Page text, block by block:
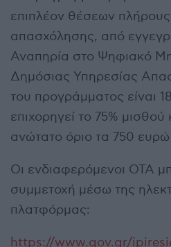
επιπλέον θέσεων
απασχόλησης, από
Αναπηρία στο Ψηφιακό
Δημόσιας Υπηρεσίας
του προγράμματος είναι
επιχορηγεί το 75%
ανώτατο όριο τα 750 ευρώ
Οι ενδιαφερόμενοι ΟΤΑ
συμμετοχή μέσω της
πλατφόρμας:
https://www.gov.gr/